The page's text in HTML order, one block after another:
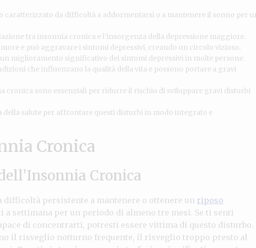
caratterizzato da difficoltà a addormentarsi o a mantenere il sonno per
tra insonnia cronica e l’insorgenza della depressione maggiore.
e può aggravare i sintomi depressivi, creando un circolo vizioso.
miglioramento significativo dei sintomi depressivi in molte persone.
che influenzano la qualità della vita e possono portare a gravi
cronica sono essenziali per ridurre il rischio di sviluppare gravi disturbi
salute per affrontare questi disturbi in modo integrato e
Cronica
Cronica
difficoltà persistente a mantenere o ottenere un riposo
a settimana per un periodo di almeno tre mesi. Se ti senti
di concentrarti, potresti essere vittima di questo disturbo.
il risveglio notturno frequente, il risveglio troppo presto al